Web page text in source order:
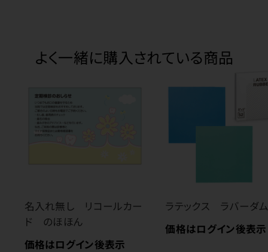
よく一緒に購入されている商品
名入れ無し リコールカー
ド のほほん
価格はログイン後表示
ラテックス ラバーダ
価格はログイン後表示